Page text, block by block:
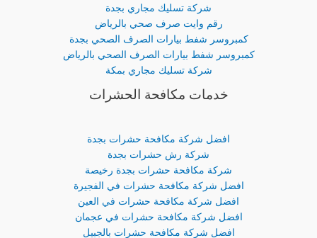
شركة تسليك مجاري بجدة
رقم وايت صرف صحي بالرياض
كمبروسر شفط بيارات الصرف الصحي بجدة
كمبروسر شفط بيارات الصرف الصحي بالرياض
شركة تسليك مجاري بمكة
خدمات مكافحة الحشرات
افضل شركة مكافحة حشرات بجدة
شركة رش حشرات بجدة
شركة مكافحة حشرات بجدة رخيصة
افضل شركة مكافحة حشرات في الفجيرة
افضل شركة مكافحة حشرات في العين
افضل شركة مكافحة حشرات في عجمان
افضل شركة مكافحة حشرات بالجبيل